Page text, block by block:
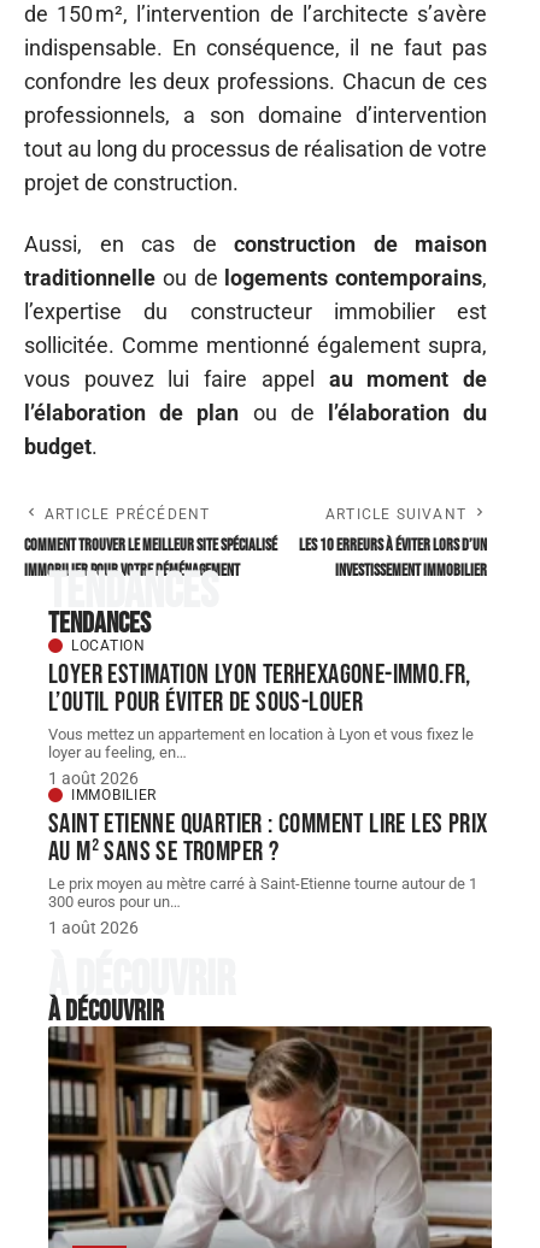
de 150 m², l’intervention de l’architecte s’avère
indispensable. En conséquence, il ne faut pas
confondre les deux professions. Chacun de ces
professionnels, a son domaine d’intervention
tout au long du processus de réalisation de votre
projet de construction.
Aussi, en cas de construction de maison
traditionnelle ou de logements contemporains,
l’expertise du constructeur immobilier est
sollicitée. Comme mentionné également supra,
vous pouvez lui faire appel au moment de
l’élaboration de plan ou de l’élaboration du
budget.
ARTICLE PRÉCÉDENT
Comment Trouver le Meilleur Site Spécialisé
Immobilier pour votre Déménagement
ARTICLE SUIVANT
Les 10 erreurs à éviter lors d’un
investissement immobilier
Tendances
Tendances
LOCATION
Loyer estimation Lyon terhexagone-immo.fr,
l’outil pour éviter de sous-louer
Vous mettez un appartement en location à Lyon et vous fixez le
loyer au feeling, en…
1 août 2026
IMMOBILIER
Saint Etienne quartier : comment lire les prix
au m² sans se tromper ?
Le prix moyen au mètre carré à Saint-Etienne tourne autour de 1
300 euros pour un…
1 août 2026
À découvrir
À découvrir